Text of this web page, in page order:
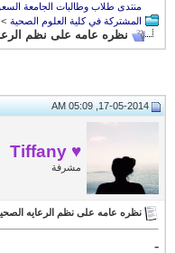
منتدى طلاب وطالبات الجامعة
المشتركة في كلية العلوم الصحية >
نظره عامه على نظم الرعايه
17-05-2014, 05:09 AM
♥ Tiffany
مشرفة
نظره عامه على نظم الرعايه الصحيه